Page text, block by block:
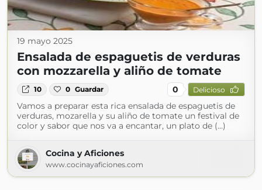
19 mayo 2025
Ensalada de espaguetis de verduras
con mozzarella y aliño de tomate
10 0 Guardar 0 Delicioso
Vamos a preparar esta rica ensalada de espaguetis de
verduras, mozarella y su aliño de tomate un festival de
color y sabor que nos va a encantar, un plato de (...)
Cocina y Aficiones
www.cocinayaficiones.com